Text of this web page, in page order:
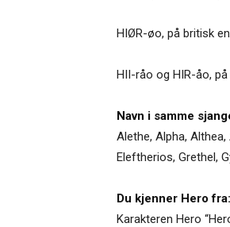
HIØR-øo, på britisk
HII-råo og HIR-åo,
Navn i samme
Alethe, Alpha, Althea,
Eleftherios, Grethel,
Du kjenner Hero fra:
Karakteren Hero